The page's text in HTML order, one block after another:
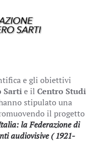
e gli obiettivi
Sartie il Centro Studi
stipulato una
il progetto
la Federazione di
audiovisive ( 1921-